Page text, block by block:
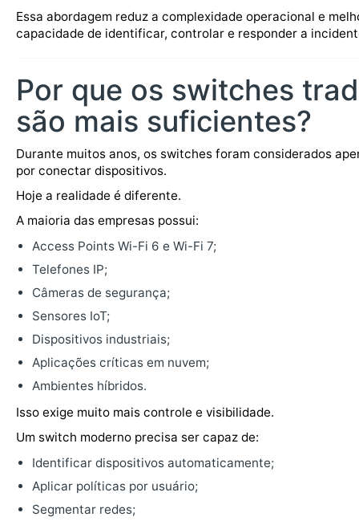
Essa abordagem reduz a complexidade operacional e
capacidade de identificar, controlar e responder a
Por que os switches
são mais suficientes?
Durante muitos anos, os switches foram considerados
por conectar dispositivos.
Hoje a realidade é diferente.
A maioria das empresas possui:
Access Points Wi-Fi 6 e Wi-Fi 7;
Telefones IP;
Câmeras de segurança;
Sensores IoT;
Dispositivos industriais;
Aplicações críticas em nuvem;
Ambientes híbridos.
Isso exige muito mais controle e visibilidade.
Um switch moderno precisa ser capaz de:
Identificar dispositivos automaticamente;
Aplicar políticas por usuário;
Segmentar redes;